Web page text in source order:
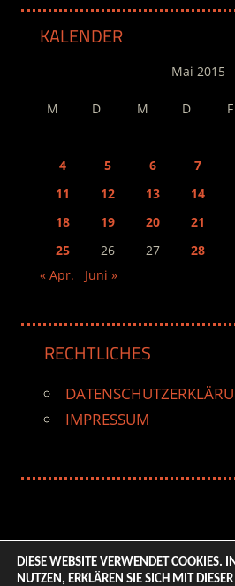
KALENDER
Mai 2015
M D M D F
4
5 6 7
11
12 13 14
18
19 20 21
25
26 27 28
« Apr.
Juni »
RECHTLICHES
IMPRESSUM
DIESE WEBSITE VERWENDET COOKIES.
NUTZEN, ERKLÄREN SIE SICH MIT